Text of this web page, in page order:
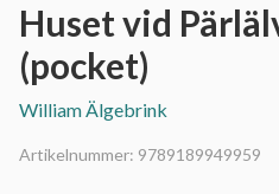
Huset vid
(pocket)
William Älgebrink
Artikelnummer: 9789189949959